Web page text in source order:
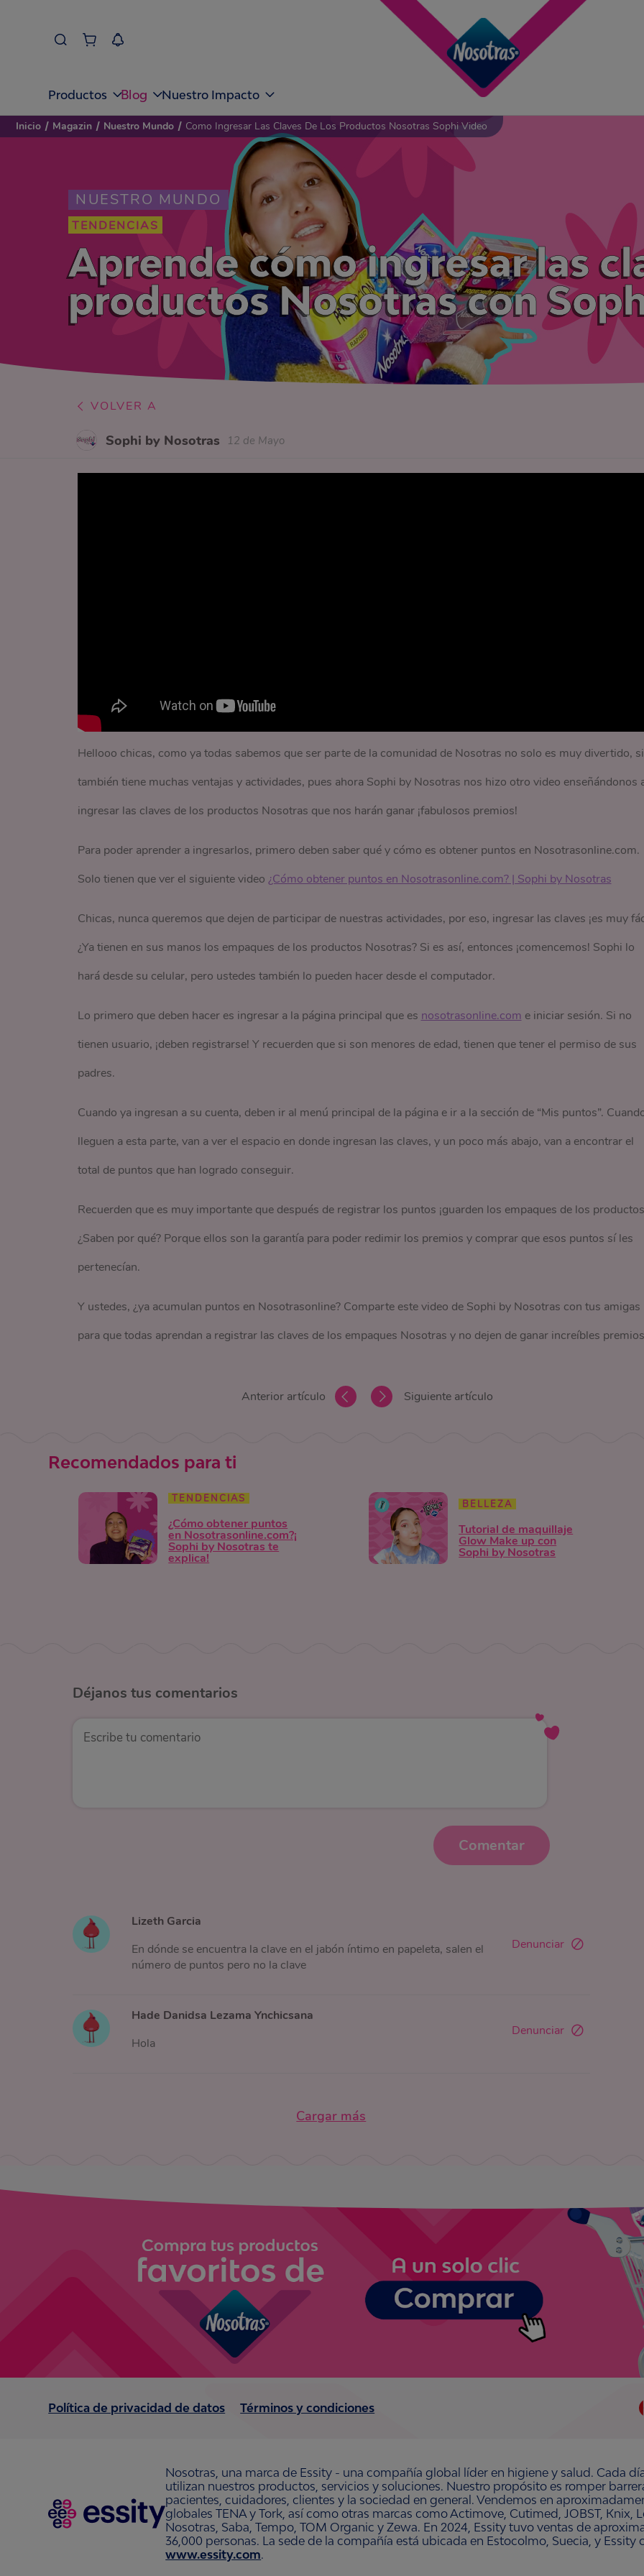
Productos Blog Nuestro Impacto
NUESTRO MUNDO
TENDENCIAS
Aprende cómo ingresar las
productos Nosotras con
Inicio / Magazin / Nuestro Mundo / Como Ingresar Las Claves De Los Productos Nosotras Sophi Video
VOLVER A
Sophi by Nosotras 12 de Mayo
Hellooo chicas, como ya todas sabemos que ser parte de la comunidad de Nosotras no solo es muy divertido,
también tiene muchas ventajas y actividades, pues ahora Sophi by Nosotras nos hizo otro video enseñándonos
ingresar las claves de los productos Nosotras que nos harán ganar ¡fabulosos premios!
Para poder aprender a ingresarlos, primero deben saber qué y cómo es obtener puntos en Nosotrasonline.com.
Solo tienen que ver el siguiente video ¿Cómo obtener puntos en Nosotrasonline.com? | Sophi by Nosotras
Chicas, nunca queremos que dejen de participar de nuestras actividades, por eso, ingresar las claves ¡es muy
¿Ya tienen en sus manos los empaques de los productos Nosotras? Si es así, entonces ¡comencemos! Sophi lo
hará desde su celular, pero ustedes también lo pueden hacer desde el computador.
Lo primero que deben hacer es ingresar a la página principal que es nosotrasonline.com e iniciar sesión. Si no
tienen usuario, ¡deben registrarse! Y recuerden que si son menores de edad, tienen que tener el permiso de sus
padres.
Cuando ya ingresan a su cuenta, deben ir al menú principal de la página e ir a la sección de “Mis puntos”.
lleguen a esta parte, van a ver el espacio en donde ingresan las claves, y un poco más abajo, van a encontrar el
total de puntos que han logrado conseguir.
Recuerden que es muy importante que después de registrar los puntos ¡guarden los empaques de los
¿Saben por qué? Porque ellos son la garantía para poder redimir los premios y comprar que esos puntos sí les
pertenecían.
Y ustedes, ¿ya acumulan puntos en Nosotrasonline? Comparte este video de Sophi by Nosotras con tus amigas
para que todas aprendan a registrar las claves de los empaques Nosotras y no dejen de ganar increíbles
Anterior artículo Siguiente artículo
Recomendados para ti
TENDENCIAS
¿Cómo obtener puntos
en Nosotrasonline.com?¡
Sophi by Nosotras te
explica!
BELLEZA
Tutorial de maquillaje
Glow Make up con
Sophi by Nosotras
Déjanos tus comentarios
Comentar
Lizeth Garcia
En dónde se encuentra la clave en el jabón íntimo en papeleta, salen el
número de puntos pero no la clave
Denunciar
Hade Danidsa Lezama Ynchicsana
Hola
Denunciar
Cargar más
Política de privacidad de datos Términos y condiciones
Nosotras, una marca de Essity - una compañía global líder en higiene y salud. Cada
utilizan nuestros productos, servicios y soluciones. Nuestro propósito es romper
pacientes, cuidadores, clientes y la sociedad en general. Vendemos en
globales TENA y Tork, así como otras marcas como Actimove, Cutimed, JOBST, Knix,
Nosotras, Saba, Tempo, TOM Organic y Zewa. En 2024, Essity tuvo ventas de
36,000 personas. La sede de la compañía está ubicada en Estocolmo, Suecia, y
www.essity.com.